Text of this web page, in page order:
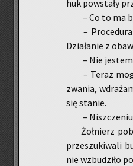
huk po­wsta­ły
– Co to ma
–
Dzia­ła­nie z
– Nie
– Teraz
zwa­nia,
się sta­nie.
–
Żoł­nierz
prze­szu­ki­wa­li
nie wzbu­dzi­ło